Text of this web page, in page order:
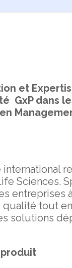
et
GxP dans
international
Sciences.
entreprises
qualité tout
solutions